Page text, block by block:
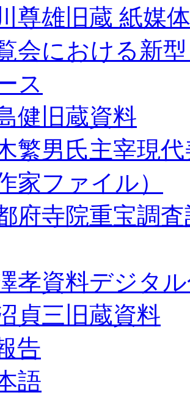
尊雄旧蔵 紙媒
会における新
ス
健旧蔵資料
繁男氏主宰現
家ファイル）
府寺院重宝調
孝資料デジタ
貞三旧蔵資料
告
語